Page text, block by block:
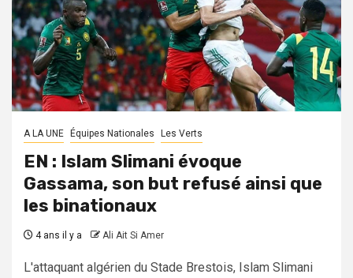
A LA UNE Équipes Nationales Les Verts
EN : Islam Slimani évoque
Gassama, son but refusé ainsi que
les binationaux
4 ans il y a Ali Ait Si Amer
L'attaquant algérien du Stade Brestois, Islam Slimani